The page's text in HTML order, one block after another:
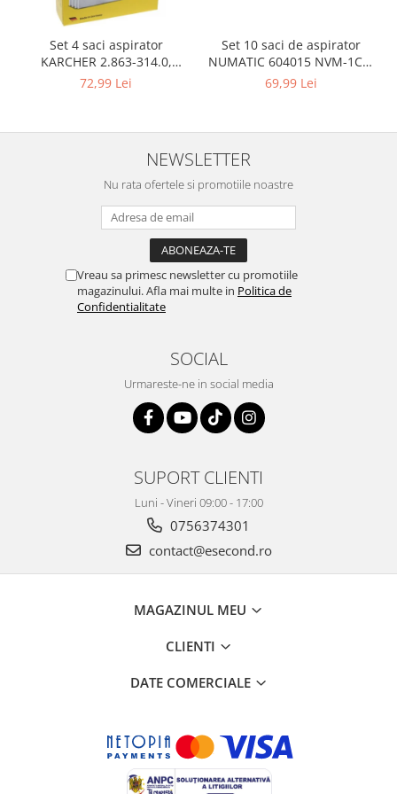
Igiena si ingrijire
Jucarii si Jocuri
Maternitate
Acvaristica
Castroane si adapatori animale
PC, Periferice & Software
Componente PC
Desktop PC & Monitoare
Retelistica & Supraveghere
Servere, Componente & UPS
Sport & Activitati in aer liber
Accesorii antrenament
Camere video si sport
Set 4 saci aspirator
KARCHER 2.863-314.0,
compatibil cu WD, KWD, SE
72,99 Lei
Set 10 saci de aspirator
NUMATIC 604015 NVM-1CH,
9L
69,99 Lei
NEWSLETTER
Nu rata ofertele si promotiile noastre
Vreau sa primesc newsletter cu promotiile
magazinului. Afla mai multe in Politica de
Confidentialitate
SOCIAL
Urmareste-ne in social media
SUPORT CLIENTI
Luni - Vineri 09:00 - 17:00
0756374301
contact@esecond.ro
MAGAZINUL MEU
CLIENTI
DATE COMERCIALE